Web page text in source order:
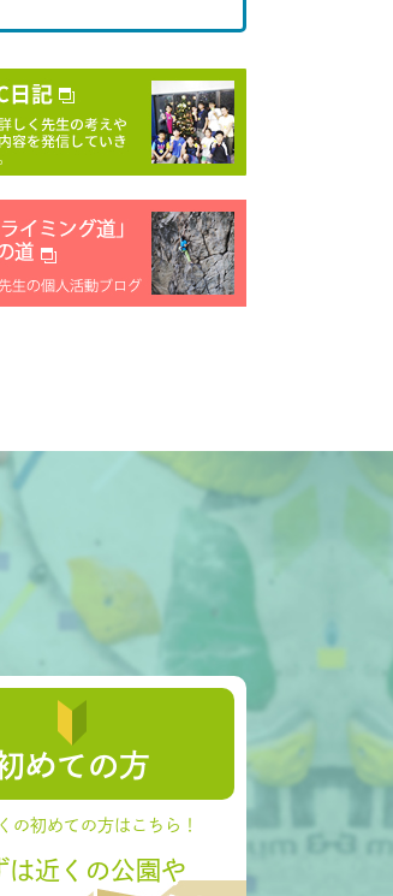
めての方
の初めての方はこちら！
は近くの公園や